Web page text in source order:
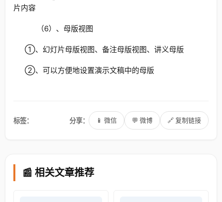
片内容
（6）、母版视图
①、幻灯片母版视图、备注母版视图、讲义母版
②、可以方便地设置演示文稿中的母版
标签： 分享： 📱 微信 💬 微博 🔗 复制链接
📰 相关文章推荐